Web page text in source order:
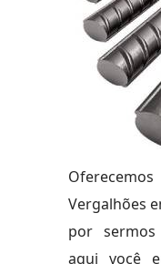
Vergalhões
por
aqui você